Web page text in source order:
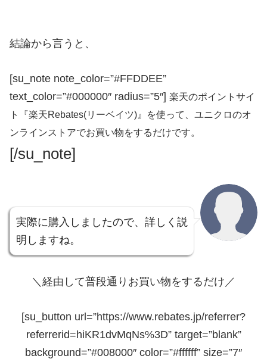
結論から言うと、
[su_note note_color=”#FFDDEE”
text_color=”#000000″ radius=”5″] 楽天のポイントサイ
ト『楽天Rebates(リーベイツ)』を使って、ユニクロのオ
ンラインストアでお買い物をするだけです。
[/su_note]
実際に購入しましたので、詳しく説
明しますね。
＼経由して普段通りお買い物をするだけ／
[su_button url=”https://www.rebates.jp/referrer?
referrerid=hiKR1dvMqNs%3D” target=”blank”
background=”#008000″ color=”#ffffff” size=”7″